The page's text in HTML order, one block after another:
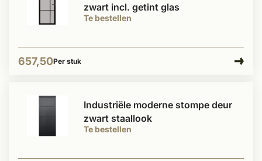
Te bestellen
zwart incl. getint glas
657,50Per stuk
Te bestellen
Industriële moderne stompe deur
zwart staallook